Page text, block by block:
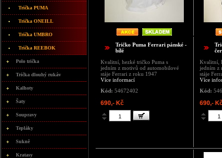
Trička PUMA
Trička ONEILL
Trička UMBRO
Trička REEBOK
Polo trička
Trička dlouhý rukáv
Kalhoty
Šaty
Soupravy
Tepláky
Sukně
Kratasy
Tričko Puma Ferrari pánské -
bílé
Kvalitní, hezké tričko Puma s
jedním z motivů od automobilové
stáje Ferrari z roku 1947
Více informací
Kód: 54672402
690,- Kč
Kvalitní,
jedním z
stáje
Více
Kód:
690,-